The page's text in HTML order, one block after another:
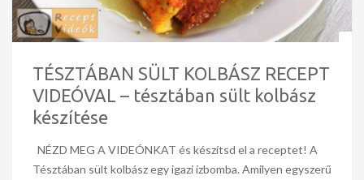
TÉSZTÁBAN SÜLT KOLBÁSZ RECEPT
VIDEÓVAL – tésztában sült kolbász
készítése
NÉZD MEG A VIDEÓNKAT és készítsd el a receptet! A
Tésztában sült kolbász egy igazi ízbomba. Amilyen egyszerű